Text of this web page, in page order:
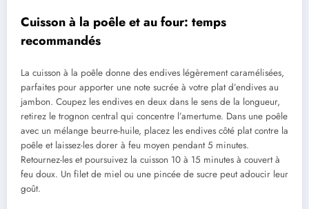
Cuisson à la poêle et au four: temps
recommandés
La cuisson à la poêle donne des endives légèrement caramélisées,
parfaites pour apporter une note sucrée à votre plat d’endives au
jambon. Coupez les endives en deux dans le sens de la longueur,
retirez le trognon central qui concentre l’amertume. Dans une poêle
avec un mélange beurre-huile, placez les endives côté plat contre la
poêle et laissez-les dorer à feu moyen pendant 5 minutes.
Retournez-les et poursuivez la cuisson 10 à 15 minutes à couvert à
feu doux. Un filet de miel ou une pincée de sucre peut adoucir leur
goût.